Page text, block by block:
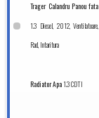
Trager Calandru Panou fata
1.3 Diesel, 2012, Ventilatoare,
Rad, Intaritura
Radiator Apa 1.3 CDTI